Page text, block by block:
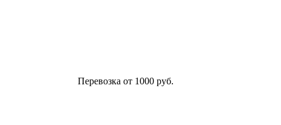
Перевозка от 1000 руб.